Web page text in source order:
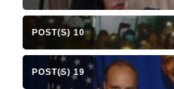
10 POST(S)
19 POST(S)